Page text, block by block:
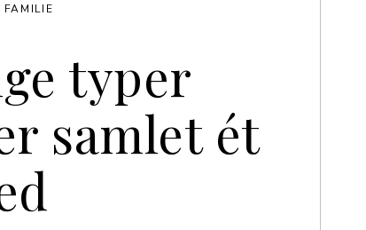
typer
samlet ét
FAMILIE